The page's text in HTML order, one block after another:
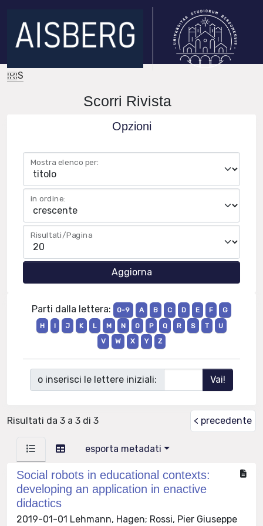
IRIS
Scorri Rivista
Opzioni
Mostra elenco per:
in ordine:
Risultati/Pagina
Parti dalla lettera: 0-9 A B C D E F
G
H
I J K L M N O P Q R S T
U
V
W X Y Z
o inserisci le lettere iniziali:
Risultati da 3 a 3 di 3 < precedente
esporta metadati
Social robots in educational contexts:
developing an application in enactive
didactics
2019-01-01 Lehmann, Hagen; Rossi, Pier Giuseppe